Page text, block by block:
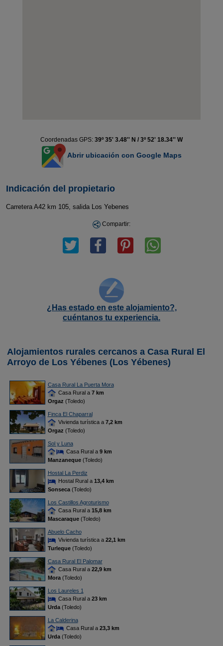
Coordenadas GPS: 39º 35' 3.48'' N / 3º 52' 18.34'' W
Abrir ubicación con Google Maps
Indicación del propietario
Carretera A42 km 105, salida Los Yebenes
Compartir:
¿Has estado en este alojamiento?,
cuéntanos tu experiencia.
Alojamientos rurales cercanos a Casa Rural El
Arroyo de Los Yébenes (Los Yébenes)
Casa Rural La Puerta Mora
Casa Rural a 7 km
Orgaz (Toledo)
Finca El Chaparral
Vivienda turística a 7,2 km
Orgaz (Toledo)
Sol y Luna
Casa Rural a 9 km
Manzaneque(Toledo)
Hostal La Perdiz
Hostal Rural a 13,4 km
Sonseca(Toledo)
Los Castillos Agroturismo
Casa Rural a 15,8 km
Mascaraque(Toledo)
Abuelo Cacho
Vivienda turística a 22,1 km
Turleque(Toledo)
Casa Rural El Palomar
Casa Rural a 22,9 km
Mora(Toledo)
Los Laureles 1
Casa Rural a 23 km
Urda(Toledo)
La Calderina
Casa Rural a 23,3 km
Urda(Toledo)